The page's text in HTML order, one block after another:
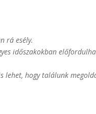
rá esély.
időszakokban
lehet, hogy találunk